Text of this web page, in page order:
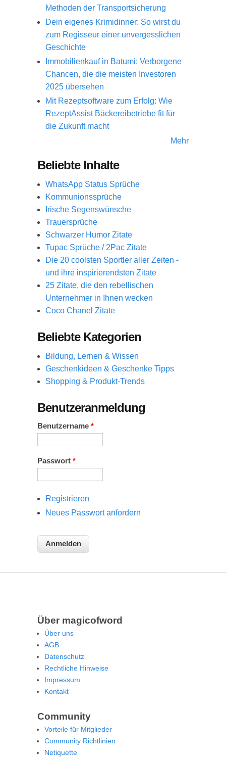
Methoden der Transportsicherung
Dein eigenes Krimidinner: So wirst du
zum Regisseur einer unvergesslichen
Geschichte
Immobilienkauf in Batumi: Verborgene
Chancen, die die meisten Investoren
2025 übersehen
Mit Rezeptsoftware zum Erfolg: Wie
RezeptAssist Bäckereibetriebe fit für
die Zukunft macht
Mehr
Beliebte Inhalte
WhatsApp Status Sprüche
Kommunionssprüche
Irische Segenswünsche
Trauersprüche
Schwarzer Humor Zitate
Tupac Sprüche / 2Pac Zitate
Die 20 coolsten Sportler aller Zeiten -
und ihre inspirierendsten Zitate
25 Zitate, die den rebellischen
Unternehmer in Ihnen wecken
Coco Chanel Zitate
Beliebte Kategorien
Bildung, Lernen & Wissen
Geschenkideen & Geschenke Tipps
Shopping & Produkt-Trends
Benutzeranmeldung
Benutzername *
Passwort *
Registrieren
Neues Passwort anfordern
Über magicofword
Über uns
AGB
Datenschutz
Rechtliche Hinweise
Impressum
Kontakt
Community
Vorteile für Mitglieder
Community Richtlinien
Netiquette